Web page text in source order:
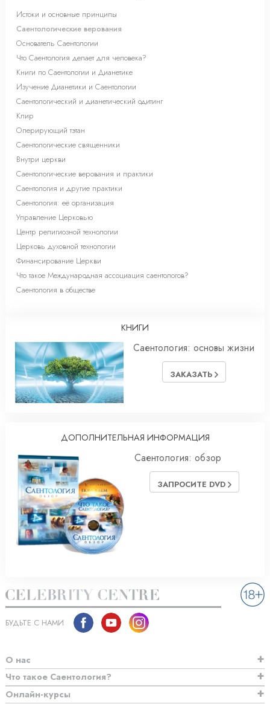
Истоки и основные принципы
Саентологические верования
Основатель Саентологии
Что Саентология делает для человека?
Книги по Саентологии и Дианетике
Изучение Дианетики и Саентологии
Саентологический и дианетический одитинг
Клир
Оперирующий тэтан
Саентологические священники
Внутри церкви
Саентологические верования и практики
Саентология и другие практики
Саентология: её организация
Управление Церковью
Центр религиозной технологии
Церковь духовной технологии
Финансирование Церкви
Что такое Международная ассоциация саентологов?
Саентология в обществе
КНИГИ
Саентология: основы жизни
ЗАКАЗАТЬ
ДОПОЛНИТЕЛЬНАЯ ИНФОРМАЦИЯ
Саентология: обзор
ЗАПРОСИТЕ DVD
БУДЬТЕ С НАМИ
О нас
Что такое Саентология?
Онлайн-курсы